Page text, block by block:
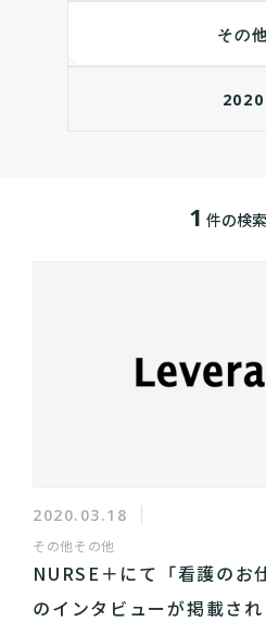
その
2020
1 件の検
2020.03.18
その他その他
NURSE＋にて「看護のお
のインタビューが掲載さ